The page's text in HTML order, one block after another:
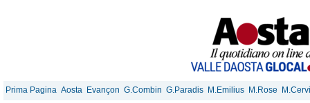
Prima Pagina Aosta Evançon G.Combin G.Paradis M.Emilius M.Rose